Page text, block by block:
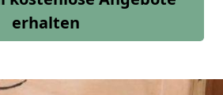
erhalten